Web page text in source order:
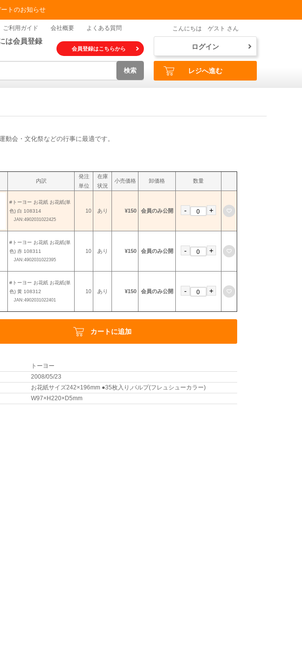
トのお知らせ
ご利用ガイド 会社概要 よくある質問
は会員登録
会員登録はこちらから
検索
こんにちは ゲスト さん
ログイン
レジへ進む
動会・文化祭などの行事に最適です。
内訳
発注
単位
在庫
状況
小売価格 卸価格 数量
#トーヨー お花紙 お花紙(単
色) 白 108314
JAN:4902031022425
10 あり ¥150 会員のみ公開 - +
#トーヨー お花紙 お花紙(単
色) 赤 108311
JAN:4902031022395
10 あり ¥150 会員のみ公開 - +
#トーヨー お花紙 お花紙(単
色) 黄 108312
JAN:4902031022401
10 あり ¥150 会員のみ公開 - +
カートに追加
トーヨー
2008/05/23
お花紙サイズ242×196mm ●35枚入り,パルプ(フレュシューカラー)
W97×H220×D5mm